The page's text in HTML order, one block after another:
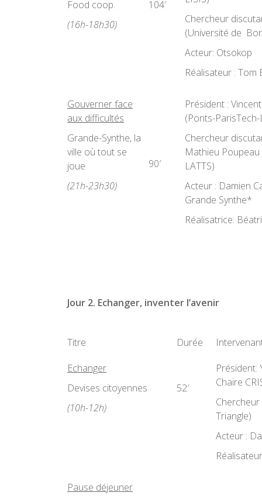
Food coop.
(16h-18h30)
104′
Chercheur
(Université de
Acteur: Otsokop
Réalisateur :
Gouverner face
aux difficultés
Grande-Synthe, la
ville où tout se
joue
(21h-23h30)
90′
Président :
(Ponts-ParisTech-
Chercheur
Mathieu
LATTS)
Acteur : Damien
Grande Synthe*
Réalisatrice:
Jour 2. Echanger, inventer l’avenir
Titre Durée
Echanger
Devises citoyennes
(10h-12h)
52′
Président:
Chaire
Triangle)
Acteur :
Pause déjeuner